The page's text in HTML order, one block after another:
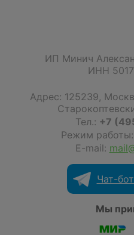
ИП Минич
ИНН
Адрес: 125239,
Тел.: +7
Режим работы:
E-mail:
Чат-
Мы